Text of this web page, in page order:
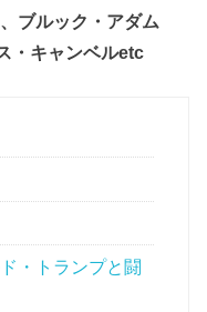
ブルック・アダム
・キャンベルetc
・トランプと闘